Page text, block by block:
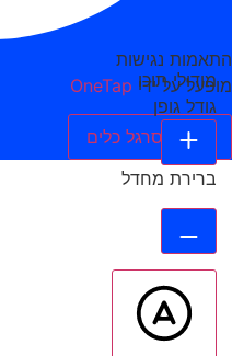
התאמות נגישות
מופעל על ידי OneTap
הסתר סרגל כלים
מודולי תוכן
גודל גופן
ברירת מחדל